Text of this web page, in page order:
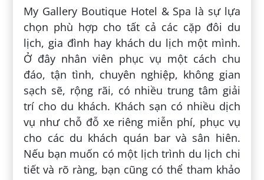
My Gallery Boutique Hotel & Spa là sự lựa
chọn phù hợp cho tất cả các cặp đôi du
lịch, gia đình hay khách du lịch một mình.
Ở đây nhân viên phục vụ một cách chu
đáo, tận tình, chuyên nghiệp, không gian
sạch sẽ, rộng rãi, có nhiều trung tâm giải
trí cho du khách. Khách sạn có nhiều dịch
vụ như chỗ đỗ xe riêng miễn phí, phục vụ
cho các du khách quán bar và sân hiên.
Nếu bạn muốn có một lịch trình du lịch chi
tiết và rõ ràng, bạn cũng có thể tham khảo